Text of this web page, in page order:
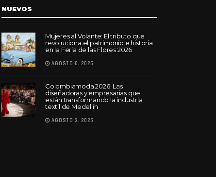
NUEVOS
Mujeres al Volante: El tributo que
revoluciona el patrimonio e historia
en la Feria de las Flores 2026
AGOSTO 6, 2026
Colombiamoda 2026: Las
diseñadoras y empresarias que
están transformando la industria
textil de Medellín
AGOSTO 3, 2026